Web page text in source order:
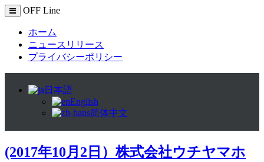
OFF Line
ホーム
ニュースリリース
プライバシーポリシー
日本語
English
简体中文
(2017年10月2日）株式会社ウチヤマホ